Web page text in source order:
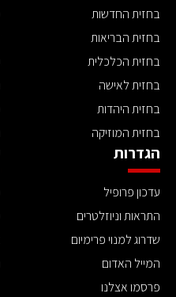
בחזית החדשות
בחזית הבריאות
בחזית הכלכלית
בחזית לאישה
בחזית היהדות
בחזית המוזיקה
הגדרות
עדכון פרופיל
התראות וניוזלטרים
שדרוג למנוי פרימיום
המייל האדום
פרסמו אצלנו